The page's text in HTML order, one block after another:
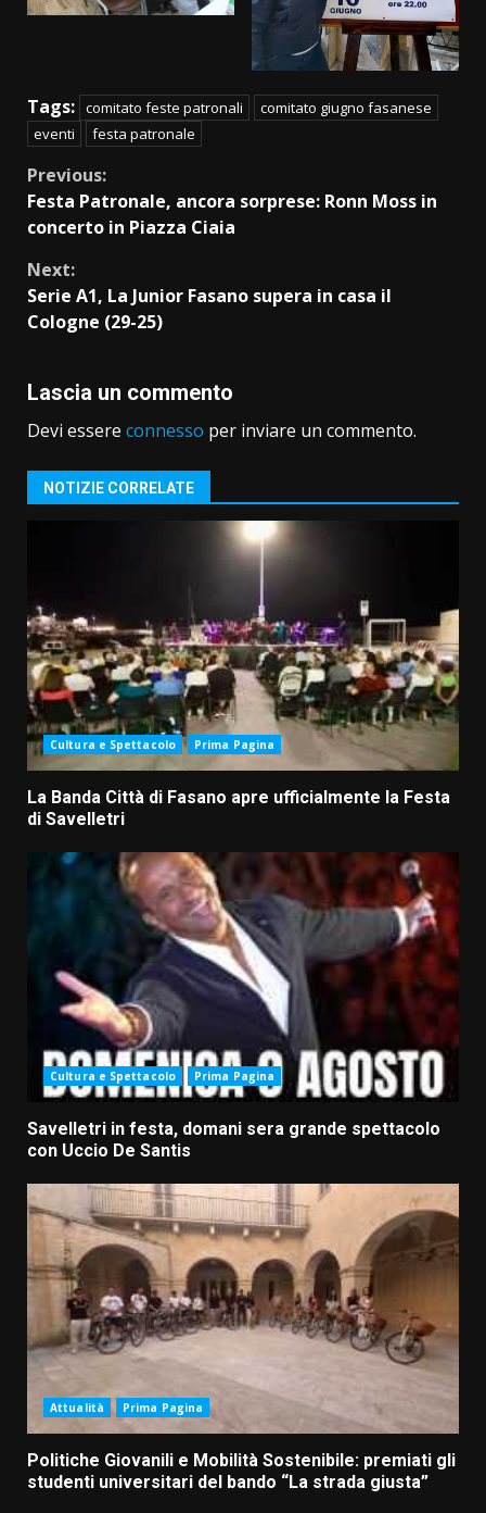
Tags: comitato feste patronali
comitato giugno fasanese
eventi
festa patronale
Continue
Reading
Previous:
Festa Patronale, ancora sorprese: Ronn Moss in
concerto in Piazza Ciaia
Next:
Serie A1, La Junior Fasano supera in casa il
Cologne (29-25)
Lascia un commento
Devi essere connesso per inviare un commento.
NOTIZIE CORRELATE
Cultura e Spettacolo Prima Pagina
La Banda Città di Fasano apre ufficialmente la Festa
di Savelletri
Cultura e Spettacolo Prima Pagina
Savelletri in festa, domani sera grande spettacolo
con Uccio De Santis
Attualità Prima Pagina
Politiche Giovanili e Mobilità Sostenibile: premiati gli
studenti universitari del bando “La strada giusta”